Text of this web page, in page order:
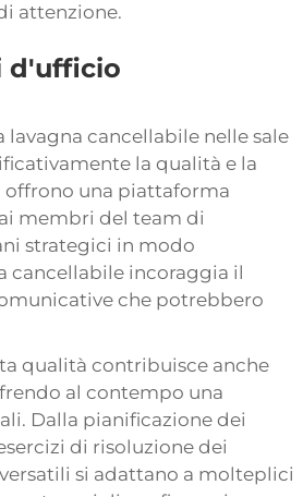
attenzione.
d'ufficio
cancellabile nelle sale
la qualità e la
offrono una piattaforma
membri del team di
strategici in modo
cancellabile incoraggia il
che potrebbero
qualità contribuisce anche
al contempo una
Dalla pianificazione dei
di risoluzione dei
si adattano a molteplici